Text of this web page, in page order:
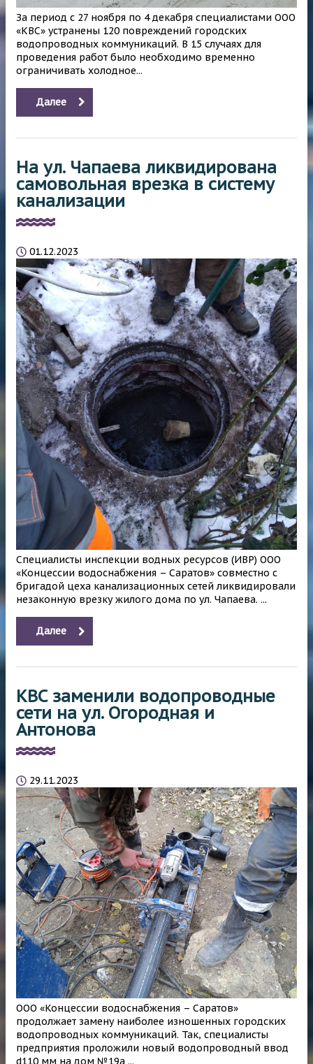
За период с 27 ноября по 4 декабря специалистами ООО
«КВС» устранены 120 повреждений городских
водопроводных коммуникаций. В 15 случаях для
проведения работ было необходимо временно
ограничивать холодное...
Далее
На ул. Чапаева ликвидирована
самовольная врезка в систему
канализации
01.12.2023
Специалисты инспекции водных ресурсов (ИВР) ООО
«Концессии водоснабжения – Саратов» совместно с
бригадой цеха канализационных сетей ликвидировали
незаконную врезку жилого дома по ул. Чапаева. ...
Далее
КВС заменили водопроводные
сети на ул. Огородная и
Антонова
29.11.2023
ООО «Концессии водоснабжения – Саратов»
продолжает замену наиболее изношенных городских
водопроводных коммуникаций. Так, специалисты
предприятия проложили новый водопроводный ввод
d110 мм на дом №19а ...